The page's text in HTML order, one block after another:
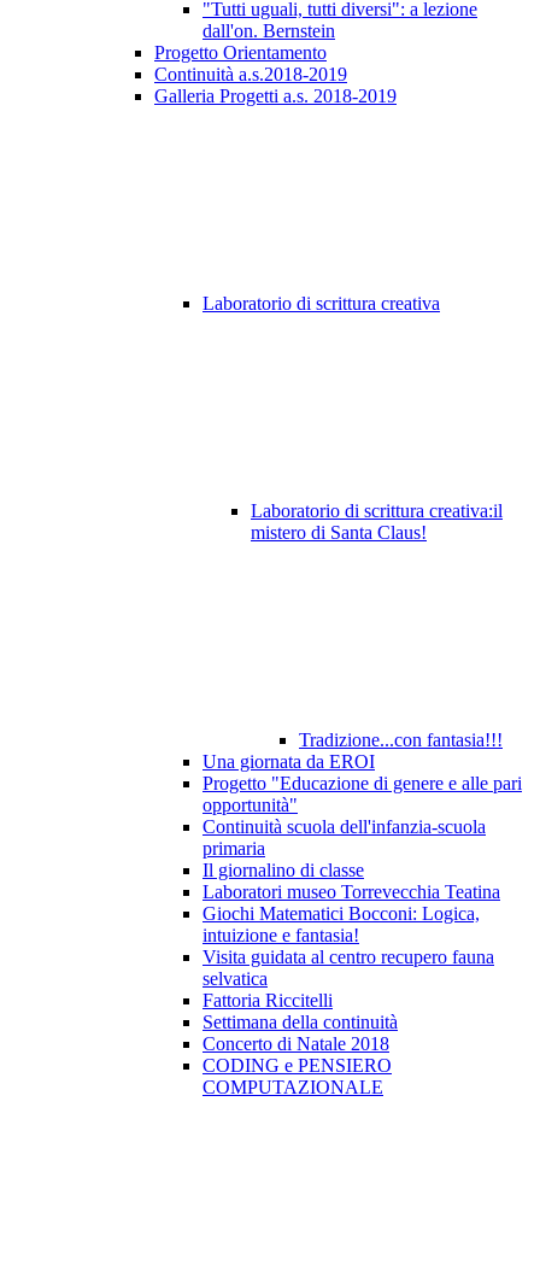
"Tutti uguali, tutti diversi": a lezione
dall'on. Bernstein
Progetto Orientamento
Continuità a.s.2018-2019
Galleria Progetti a.s. 2018-2019
Laboratorio di scrittura creativa
Laboratorio di scrittura creativa:il
mistero di Santa Claus!
Tradizione...con fantasia!!!
Una giornata da EROI
Progetto "Educazione di genere e alle pari
opportunità"
Continuità scuola dell'infanzia-scuola
primaria
Il giornalino di classe
Laboratori museo Torrevecchia Teatina
Giochi Matematici Bocconi: Logica,
intuizione e fantasia!
Visita guidata al centro recupero fauna
selvatica
Fattoria Riccitelli
Settimana della continuità
Concerto di Natale 2018
CODING e PENSIERO
COMPUTAZIONALE